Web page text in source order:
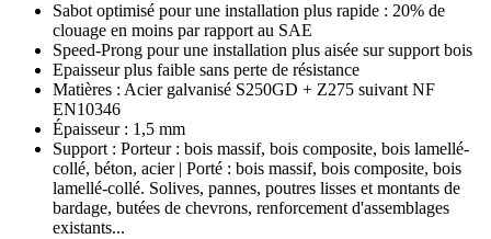
Sabot optimisé pour une installation plus rapide : 20% de
clouage en moins par rapport au SAE
Speed-Prong pour une installation plus aisée sur support bois
Epaisseur plus faible sans perte de résistance
Matières : Acier galvanisé S250GD + Z275 suivant NF
EN10346
Épaisseur : 1,5 mm
Support : Porteur : bois massif, bois composite, bois lamellé-
collé, béton, acier | Porté : bois massif, bois composite, bois
lamellé-collé. Solives, pannes, poutres lisses et montants de
bardage, butées de chevrons, renforcement d'assemblages
existants...